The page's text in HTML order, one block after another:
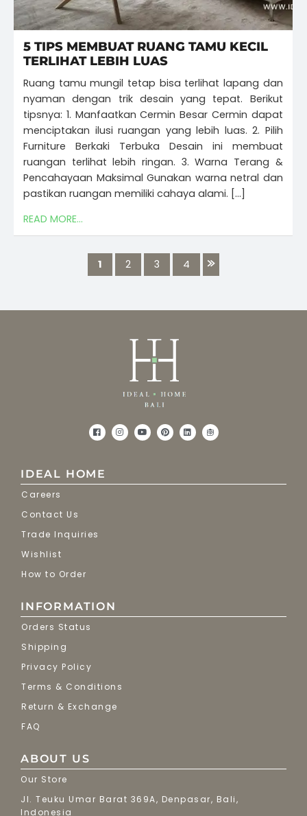
5 TIPS MEMBUAT RUANG TAMU KECIL
TERLIHAT LEBIH LUAS
Ruang tamu mungil tetap bisa terlihat lapang dan
nyaman dengan trik desain yang tepat. Berikut
tipsnya: 1. Manfaatkan Cermin Besar Cermin dapat
menciptakan ilusi ruangan yang lebih luas. 2. Pilih
Furniture Berkaki Terbuka Desain ini membuat
ruangan terlihat lebih ringan. 3. Warna Terang &
Pencahayaan Maksimal Gunakan warna netral dan
pastikan ruangan memiliki cahaya alami. […]
READ MORE...
1 2 3 4
IDEAL HOME
Careers
Contact Us
Trade Inquiries
Wishlist
How to Order
INFORMATION
Orders Status
Shipping
Privacy Policy
Terms & Conditions
Return & Exchange
FAQ
ABOUT US
Our Store
Jl. Teuku Umar Barat 369A, Denpasar, Bali,
Indonesia